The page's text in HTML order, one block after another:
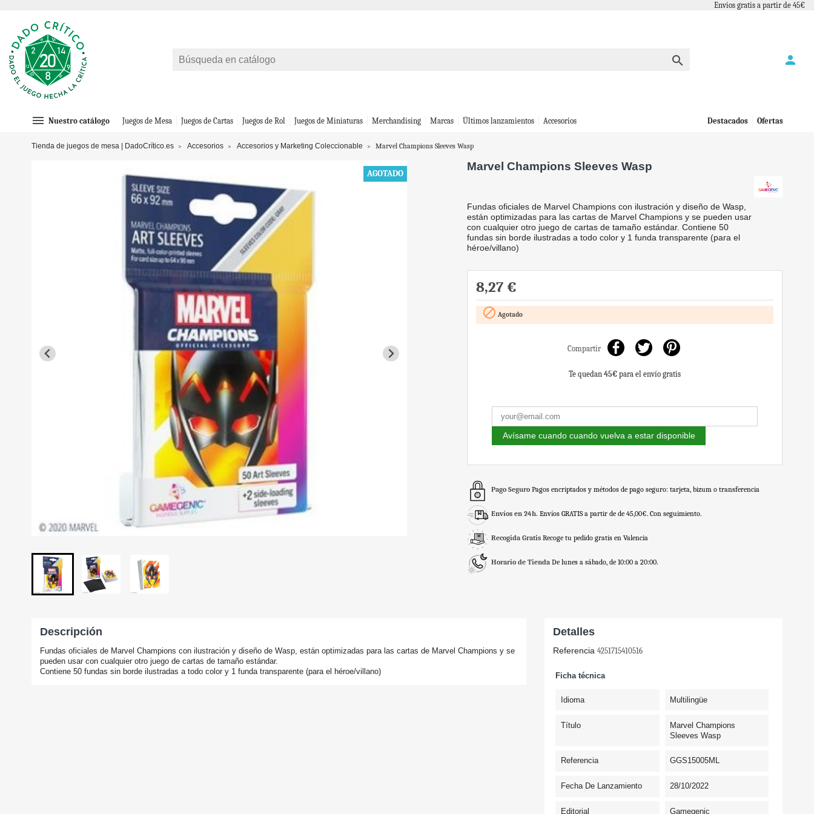
Envios gratis a partir de 45€
 person
menu Nuestro catálogo Juegos de Mesa Juegos de Cartas Juegos de Rol Juegos de Miniaturas Merchandising Marcas Últimos lanzamientos Accesorios Destacados Ofertas
Tienda de juegos de mesa | DadoCrítico.es Accesorios Accesorios y Marketing Coleccionable Marvel Champions Sleeves Wasp
AGOTADO
Marvel Champions Sleeves Wasp
Fundas oficiales de Marvel Champions con ilustración y diseño de Wasp,
están optimizadas para las cartas de Marvel Champions y se pueden usar
con cualquier otro juego de cartas de tamaño estándar. Contiene 50
fundas sin borde ilustradas a todo color y 1 funda transparente (para el
héroe/villano)
8,27 €
 Agotado
Compartir
Te quedan45€ para el envío gratis
Avísame cuando cuando vuelva a estar disponible
Pago Seguro Pagos encriptados y métodos de pago seguro: tarjeta, bizum o transferencia
Envíos en 24h. Envíos GRATIS a partir de de 45,00€. Con seguimiento.
Recogida Gratis Recoge tu pedido gratis en Valencia
Horario de Tienda De lunes a sábado, de 10:00 a 20:00.
Descripción
Fundas oficiales de Marvel Champions con ilustración y diseño de Wasp, están optimizadas para las cartas de Marvel Champions y se
pueden usar con cualquier otro juego de cartas de tamaño estándar.
Contiene 50 fundas sin borde ilustradas a todo color y 1 funda transparente (para el héroe/villano)
Detalles
Referencia 4251715410516
Ficha técnica
Idioma Multilingüe
Título
Marvel Champions
Sleeves Wasp
Referencia GGS15005ML
Fecha De Lanzamiento 28/10/2022
Editorial Gamegenic